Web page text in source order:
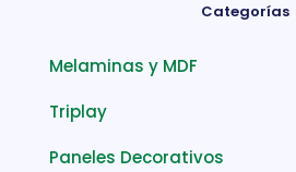
Categorías
Melaminas y MDF
Triplay
Paneles Decorativos